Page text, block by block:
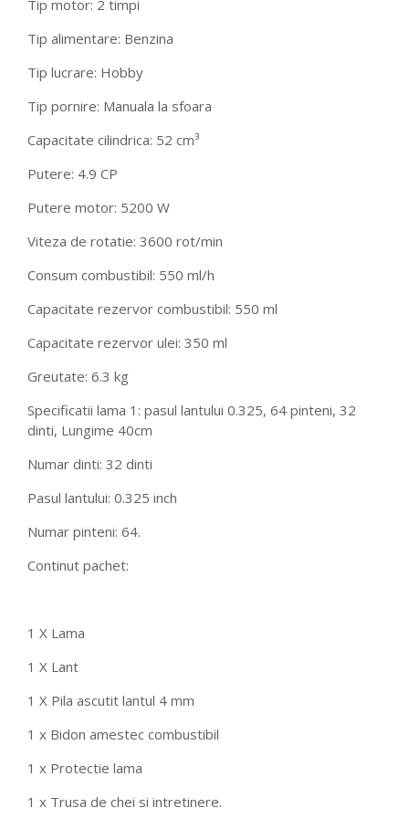
Tip motor: 2 timpi
Tip alimentare: Benzina
Tip lucrare: Hobby
Tip pornire: Manuala la sfoara
Capacitate cilindrica: 52 cm³
Putere: 4.9 CP
Putere motor: 5200 W
Viteza de rotatie: 3600 rot/min
Consum combustibil: 550 ml/h
Capacitate rezervor combustibil: 550 ml
Capacitate rezervor ulei: 350 ml
Greutate: 6.3 kg
Specificatii lama 1: pasul lantului 0.325, 64 pinteni, 32
dinti, Lungime 40cm
Numar dinti: 32 dinti
Pasul lantului: 0.325 inch
Numar pinteni: 64.
Continut pachet:
1 X Lama
1 X Lant
1 X Pila ascutit lantul 4 mm
1 x Bidon amestec combustibil
1 x Protectie lama
1 x Trusa de chei si intretinere.